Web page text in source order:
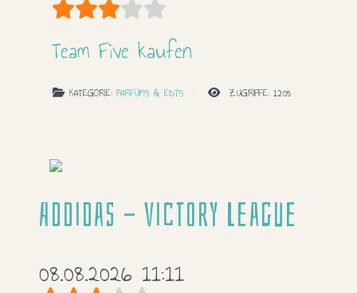
Bewertung: 3/
Team Five kaufen
KATEGORIE: PARFÜMS & EDTS ZUGRIFFE: 1205
Addidas - Victory League
08.08.2026 11:11